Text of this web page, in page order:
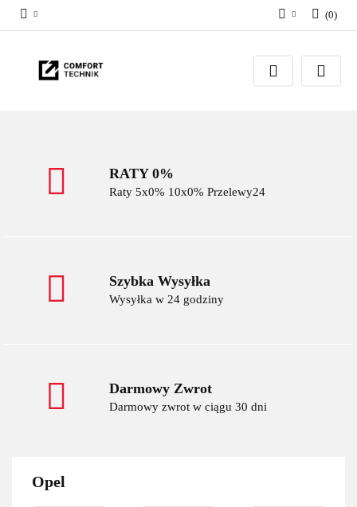
Zaloguj się
Zarejestruj się
(0)
RATY 0%
Raty 5x0% 10x0% Przelewy24
Szybka Wysyłka
Wysyłka w 24 godziny
Darmowy Zwrot
Darmowy zwrot w ciągu 30 dni
Opel